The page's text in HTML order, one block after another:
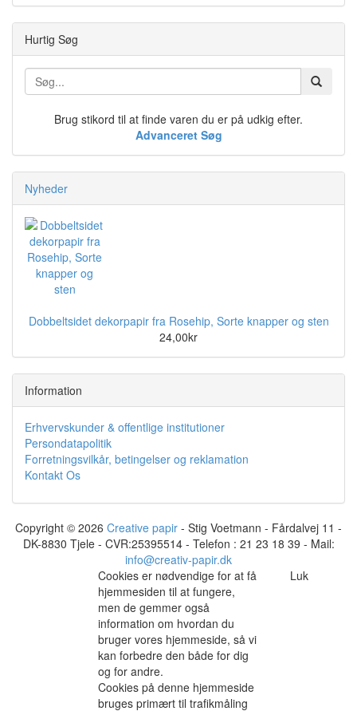
Hurtig Søg
Brug stikord til at finde varen du er på udkig efter.
Advanceret Søg
Nyheder
Dobbeltsidet dekorpapir fra Rosehip, Sorte knapper og sten
24,00kr
Information
Erhvervskunder & offentlige institutioner
Persondatapolitik
Forretningsvilkår, betingelser og reklamation
Kontakt Os
Copyright © 2026 Creative papir - Stig Voetmann - Fårdalvej 11 -
DK-8830 Tjele - CVR:25395514 - Telefon : 21 23 18 39 - Mail:
info@creativ-papir.dk
Cookies er nødvendige for at få
hjemmesiden til at fungere,
men de gemmer også
information om hvordan du
bruger vores hjemmeside, så vi
kan forbedre den både for dig
og for andre.
Cookies på denne hjemmeside
bruges primært til trafikmåling
Luk